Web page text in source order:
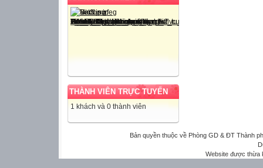
THÀNH VIÊN TRỰC TUYẾN
1 khách và 0 thành viên
Bản quyền thuộc về Phòng GD & ĐT Thành
Website được thừa